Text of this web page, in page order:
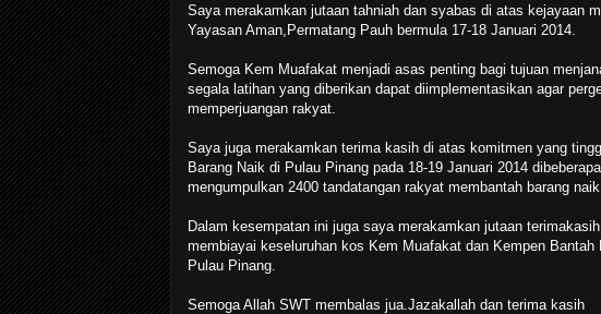
Saya merakamkan jutaan tahniah dan syabas di atas kejayaan
Yayasan Aman,Permatang Pauh bermula 17-18 Januari 2014.
Semoga Kem Muafakat menjadi asas penting bagi tujuan
segala latihan yang diberikan dapat diimplementasikan agar
memperjuangan rakyat.
Saya juga merakamkan terima kasih di atas komitmen yang
Barang Naik di Pulau Pinang pada 18-19 Januari 2014
mengumpulkan 2400 tandatangan rakyat membantah barang naik.
Dalam kesempatan ini juga saya merakamkan jutaan
membiayai keseluruhan kos Kem Muafakat dan Kempen
Pulau Pinang.
Semoga Allah SWT membalas jua.Jazakallah dan terima kasih